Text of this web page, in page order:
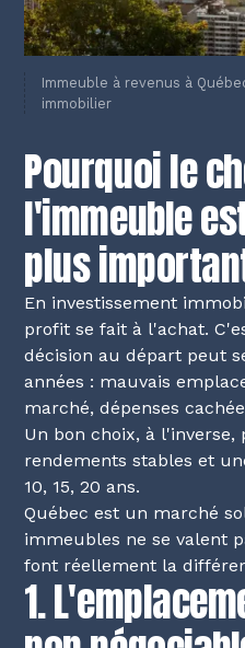
Immeuble à revenus à
immobilier
Pourquoi le
l'immeuble
plus
En investissement
profit se fait à l'achat.
décision au départ peut
années : mauvais
marché, dépenses
Un bon choix, à l'inverse,
rendements stables et
10, 15, 20 ans.
Québec est un marché
immeubles ne se valent
font réellement la
1.